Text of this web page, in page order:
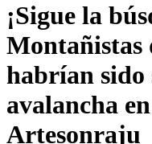
¡Sigue la
Montañistas
habrían sido
avalancha
Artesonraju